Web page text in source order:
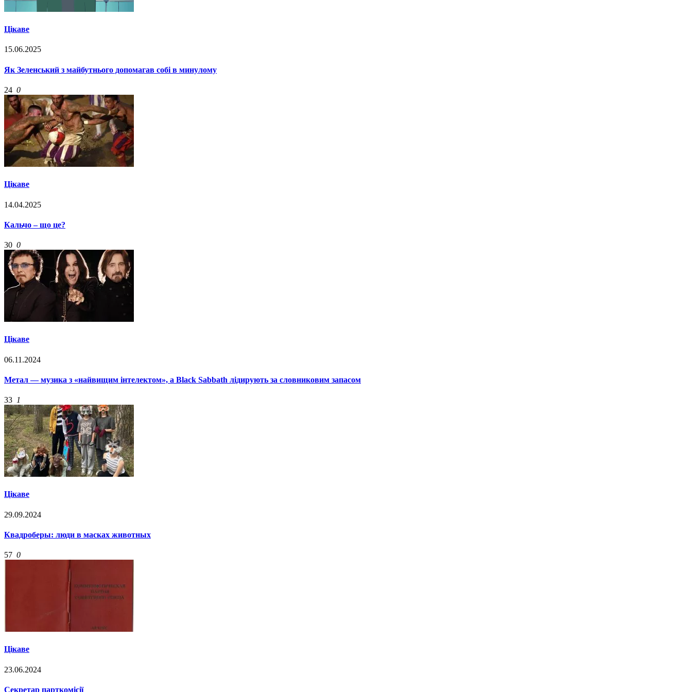
Цікаве
15.06.2025
Як Зеленський з майбутнього допомагав собі в минулому
24 0
Цікаве
14.04.2025
Кальчо – що це?
30 0
Цікаве
06.11.2024
Метал — музика з «найвищим інтелектом», а Black Sabbath лідирують за словниковим запасом
33 1
Цікаве
29.09.2024
Квадроберы: люди в масках животных
57 0
Цікаве
23.06.2024
Cекретар парткомісії